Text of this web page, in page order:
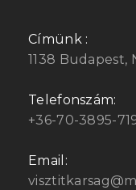
Címünk :
1138
Telefonszám:
+36-70-3895-
Email: